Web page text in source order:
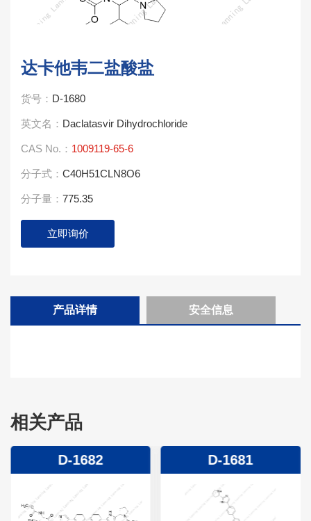
达卡他韦二盐酸盐
货号： D-1680
英文名： Daclatasvir Dihydrochloride
CAS No.： 1009119-65-6
分子式： C40H51CLN8O6
分子量： 775.35
立即询价
产品详情 安全信息
相关产品
D-1682 D-1681